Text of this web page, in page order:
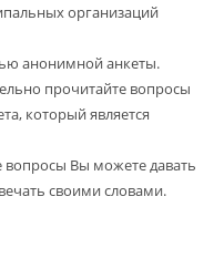
организаций
анонимной анкеты.
прочитайте вопросы
который является
Вы можете давать
своими словами.